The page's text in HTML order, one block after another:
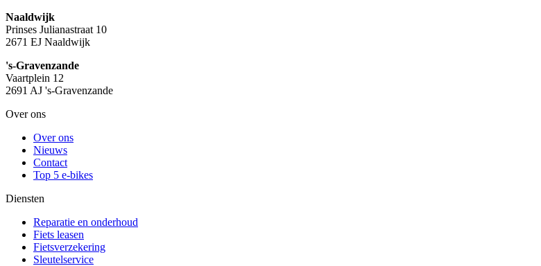
Naaldwijk
Prinses Julianastraat 10
2671 EJ Naaldwijk
's-Gravenzande
Vaartplein 12
2691 AJ 's-Gravenzande
Over ons
Over ons
Nieuws
Contact
Top 5 e-bikes
Diensten
Reparatie en onderhoud
Fiets leasen
Fietsverzekering
Sleutelservice